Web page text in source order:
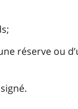
réserve ou